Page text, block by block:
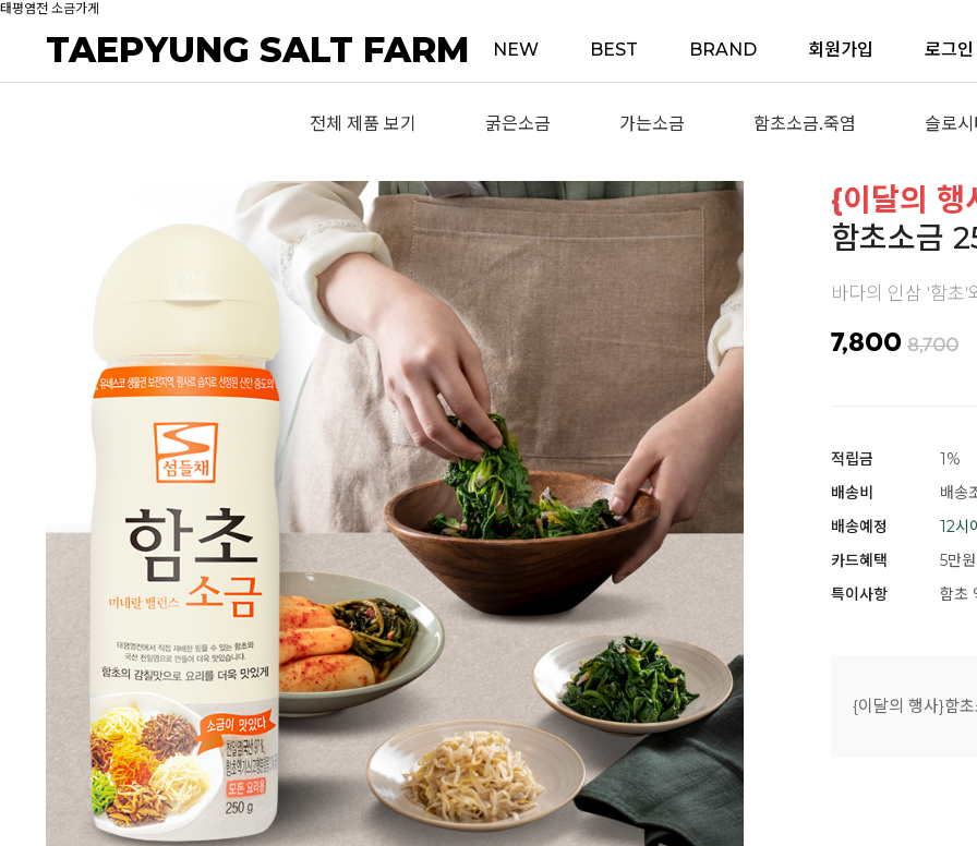
태평염전 소금가게
TAEPYUNG SALT FARM NEW BEST BRAND 회원가입 로그인
전체 제품 보기 굵은소금 가는소금 함초소금.죽염 슬로
{이달의 행
함초소금
바다의 인삼 '함초'
7,800 8,700
적립금
1%
배송비
배송
배송예정
12시
카드혜택
5만
특이사항
함초
{이달의 행사}함